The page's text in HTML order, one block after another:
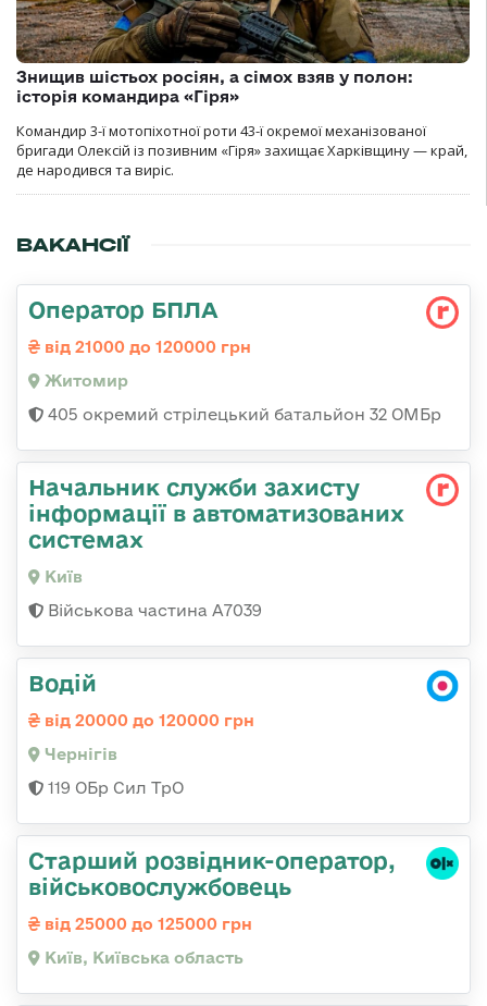
Знищив шістьох росіян, а сімох взяв у полон:
історія командира «Гіря»
Командир 3-ї мотопіхотної роти 43-ї окремої механізованої
бригади Олексій із позивним «Гіря» захищає Харківщину — край,
де народився та виріс.
ВАКАНСІЇ
Оператор БПЛА
від 21000 до 120000 грн
Житомир
405 окремий стрілецький батальйон 32 ОМБр
Начальник служби захисту
інформації в автоматизованих
системах
Київ
Військова частина А7039
Водій
від 20000 до 120000 грн
Чернігів
119 ОБр Сил ТрО
Стаpший pозвідник-опеpатоp,
військовослужбовець
від 25000 до 125000 грн
Київ, Київська область